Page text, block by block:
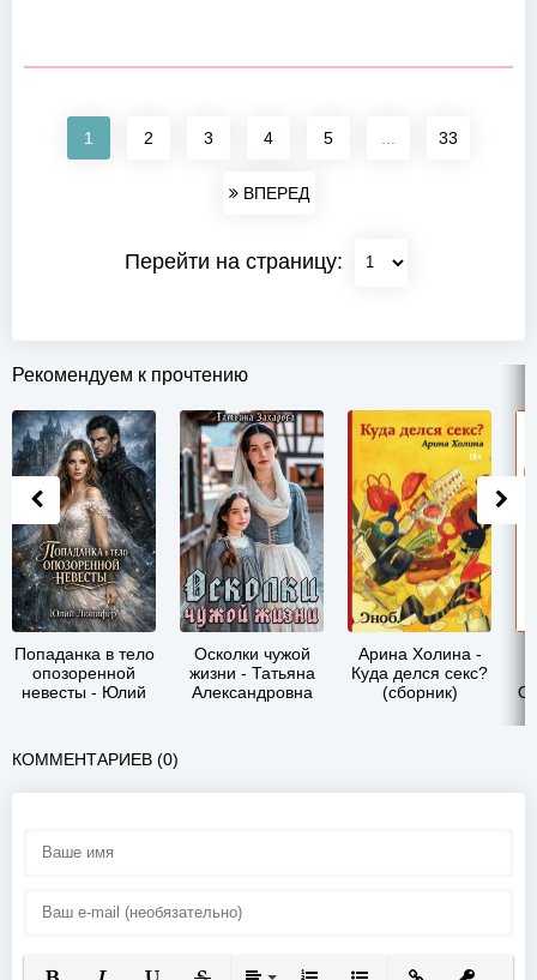
1 2 3 4 5 33
ВПЕРЕД
Перейти на страницу:
Рекомендуем к прочтению
Попаданка в тело
опозоренной
невесты - Юлий
Осколки чужой
жизни - Татьяна
Александровна
Арина Холина -
Куда делся секс?
(сборник)
КОММЕНТАРИЕВ (0)